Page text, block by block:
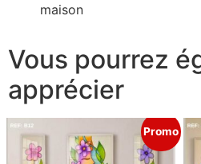
maison
Vous pourrez
apprécier
Promo